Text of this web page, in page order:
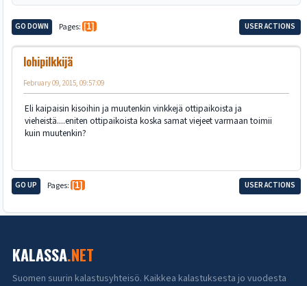
GO DOWN Pages 1 USER ACTIONS
lohipilkkijä
February 09, 2015, 09:57:09
Eli kaipaisin kisoihin ja muutenkin vinkkejä ottipaikoista ja
vieheistä....eniten ottipaikoista koska samat viejeet varmaan toimii
kuin muutenkin?
GO UP Pages 1 USER ACTIONS
KALASSA.NET
Suomen suurin kalastusyhteisö. Kaikkea kalastuksesta jo vuodesta